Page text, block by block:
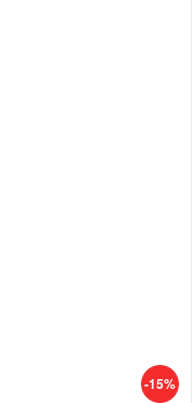
-15%